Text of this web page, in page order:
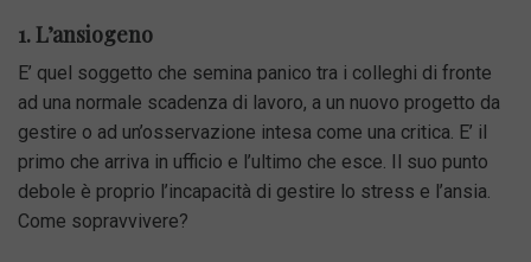
1. L’ansiogeno
E’ quel soggetto che semina panico tra i colleghi di fronte
ad una normale scadenza di lavoro, a un nuovo progetto da
gestire o ad un’osservazione intesa come una critica. E’ il
primo che arriva in ufficio e l’ultimo che esce. Il suo punto
debole è proprio l’incapacità di gestire lo stress e l’ansia.
Come sopravvivere?